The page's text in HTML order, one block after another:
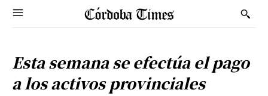
Esta semana se efectúa el pago
a los activos provinciales